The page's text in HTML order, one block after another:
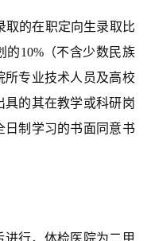
取的在职定向生录取比
的10%（不含少数民族
所专业技术人员及高校
的其在教学或科研岗
制学习的书面同意书
进行，体检医院为二甲